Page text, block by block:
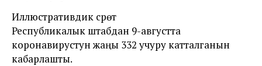
Иллюстративдик сүрөт
Республикалык штабдан 9-августта
коронавирустун жаңы 332 учуру катталганын
кабарлашты.